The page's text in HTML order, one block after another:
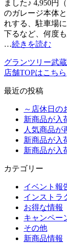
ました♪ 4,950円
のガレージ本体
れする、駐車場
下るなど、何度
…続きを読む
グランツリー武
店舗TOPはこちら
最近の投稿
～店休日の
新商品が入
人気商品が
新商品が入
新商品が入
カテゴリー
イベント報
インストラ
お得な情報
キャンペー
その他
新商品情報